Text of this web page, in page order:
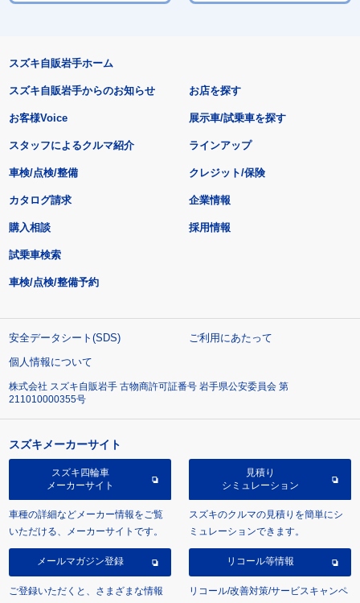
スズキ自販岩手ホーム
スズキ自販岩手からのお知らせ
お客様Voice
スタッフによるクルマ紹介
お店を探す
展示車/試乗車を探す
ラインアップ
車検/点検/整備 クレジット/保険
カタログ請求
購入相談
試乗車検索
車検/点検/整備予約
企業情報
採用情報
安全データシート(SDS)
ご利用にあたって
個人情報について
株式会社 スズキ自販岩手 古物商許可証番号 岩手県公安委員会 第
211010000355号
スズキメーカーサイト
スズキ四輪車
メーカーサイト
車種の詳細などメーカー情報をご覧
いただける、メーカーサイトです。
見積り
シミュレーション
スズキのクルマの見積りを簡単にシ
ミュレーションできます。
メールマガジン登録
ご登録いただくと、さまざまな情報
リコール等情報
リコール/改善対策/サービスキャンペ